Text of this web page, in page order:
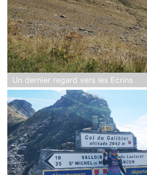
Un dernier regard vers les Ecrins